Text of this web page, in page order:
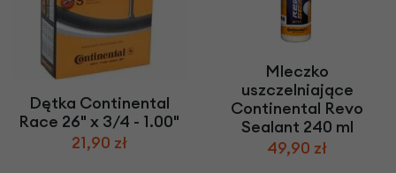
Dętka Continental
Race 26" x 3/4 - 1.00"
21,90 zł
Mleczko
uszczelniające
Continental Revo
Sealant 240 ml
49,90 zł